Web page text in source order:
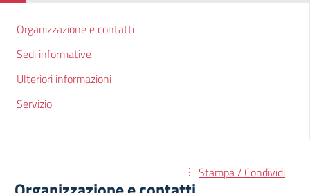
Organizzazione e contatti
Sedi informative
Ulteriori informazioni
Servizio
Stampa / Condividi